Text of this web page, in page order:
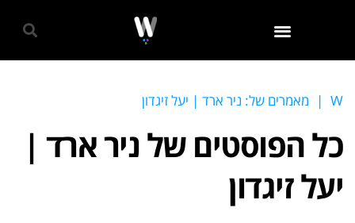
W
| מאמרים של: ניר ארד | יעל זיגדון
כל הפוסטים שלניר ארד |
יעל זיגדון